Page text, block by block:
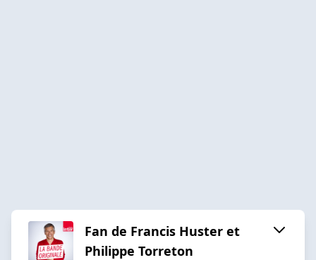
Fan de Francis Huster et
Philippe Torreton